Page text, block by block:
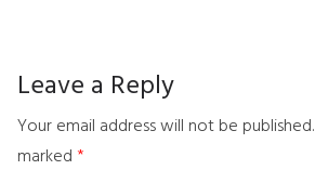
Leave a Reply
Your email address will not be published.
marked *